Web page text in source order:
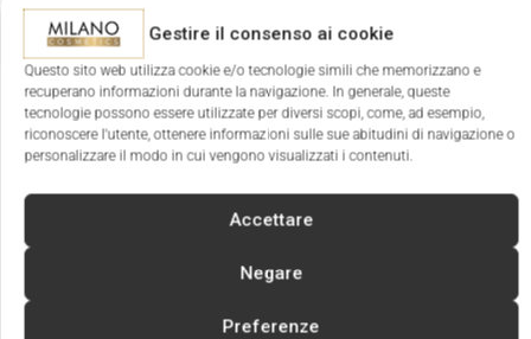
Gestire il consenso ai cookie
Questo sito web utilizza cookie e/o tecnologie simili che memorizzano e
recuperano informazioni durante la navigazione. In generale, queste
tecnologie possono essere utilizzate per diversi scopi, come, ad esempio,
riconoscere l'utente, ottenere informazioni sulle sue abitudini di navigazione o
personalizzare il modo in cui vengono visualizzati i contenuti.
Accettare
Negare
Preferenze
Ventajas de invertir en Brujas
Un mercado en constante evolución
Brujas es una ciudad en constante crecimiento,